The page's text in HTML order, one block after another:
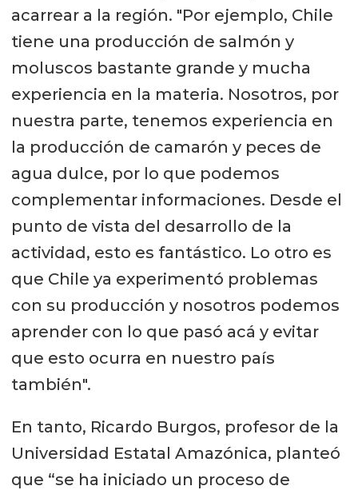
acarrear a la región. "Por ejemplo, Chile
tiene una producción de salmón y
moluscos bastante grande y mucha
experiencia en la materia. Nosotros, por
nuestra parte, tenemos experiencia en
la producción de camarón y peces de
agua dulce, por lo que podemos
complementar informaciones. Desde el
punto de vista del desarrollo de la
actividad, esto es fantástico. Lo otro es
que Chile ya experimentó problemas
con su producción y nosotros podemos
aprender con lo que pasó acá y evitar
que esto ocurra en nuestro país
también".
En tanto, Ricardo Burgos, profesor de la
Universidad Estatal Amazónica, planteó
que “se ha iniciado un proceso de